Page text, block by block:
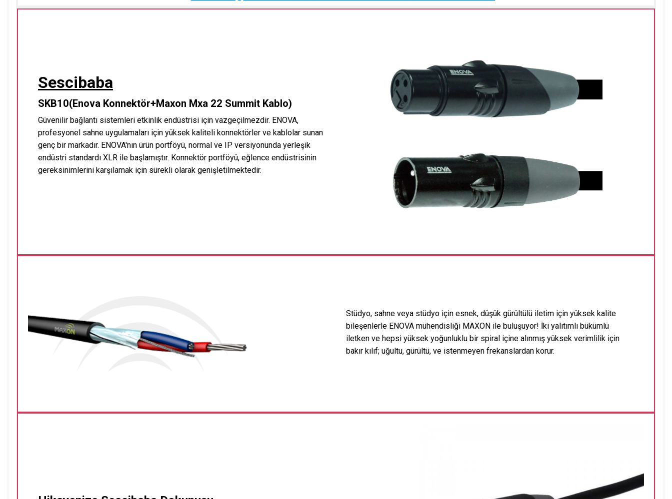
Sescibaba
SKB10(Enova Konnektör+Maxon Mxa 22 Summit Kablo)
Güvenilir bağlantı sistemleri etkinlik endüstrisi için vazgeçilmezdir. ENOVA,
profesyonel sahne uygulamaları için yüksek kaliteli konnektörler ve kablolar sunan
genç bir markadır. ENOVA'nın ürün portföyü, normal ve IP versiyonunda yerleşik
endüstri standardı XLR ile başlamıştır. Konnektör portföyü, eğlence endüstrisinin
gereksinimlerini karşılamak için sürekli olarak genişletilmektedir.
Stüdyo, sahne veya stüdyo için esnek, düşük gürültülü iletim için yüksek kalite
bileşenlerle ENOVA mühendisliği MAXON ile buluşuyor! İki yalıtımlı bükümlü
iletken ve hepsi yüksek yoğunluklu bir spiral içine alınmış yüksek verimlilik için
bakır kılıf; uğultu, gürültü, ve istenmeyen frekanslardan korur.